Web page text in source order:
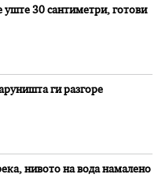
уште 30 сантиметри, готови
ги разгоре
нивото на вода намалено